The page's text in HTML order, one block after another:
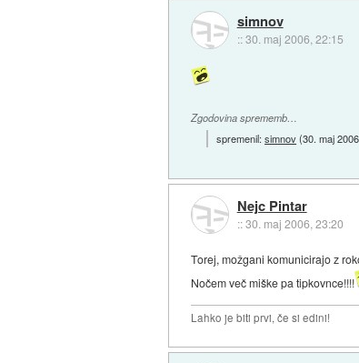
simnov
::30. maj 2006, 22:15
Zgodovina sprememb…
spremenil:simnov(30. maj
Nejc Pintar
::30. maj 2006, 23:20
Torej, možgani komunicirajo z
Nočem več miške pa tipkovnce!!!!
Lahko je biti prvi, če si edini!